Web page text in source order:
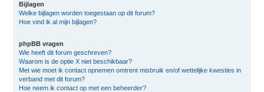
Bijlagen
Welke bijlagen worden toegestaan op dit forum?
Hoe vind ik al mijn bijlagen?
phpBB vragen
Wie heeft dit forum geschreven?
Waarom is de optie X niet beschikbaar?
Met wie moet ik contact opnemen omtrent misbruik en/of wettelijke kwesties in
verband met dit forum?
Hoe neem ik contact op met een beheerder?